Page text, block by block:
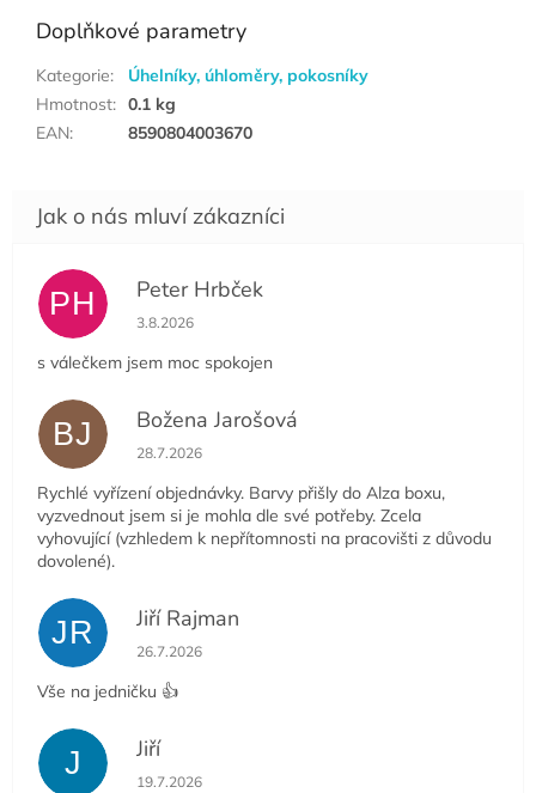
Doplňkové parametry
Kategorie:
Úhelníky, úhloměry, pokosníky
Hmotnost: 0.1 kg
EAN: 8590804003670
PH Peter Hrbček
Hodnocení obchodu je 5 z 5 hvězdiček.
3.8.2026
s válečkem jsem moc spokojen
BJ Božena Jarošová
Hodnocení obchodu je 5 z 5 hvězdiček.
28.7.2026
Rychlé vyřízení objednávky. Barvy přišly do Alza boxu,
vyzvednout jsem si je mohla dle své potřeby. Zcela
vyhovující (vzhledem k nepřítomnosti na pracovišti z důvodu
dovolené).
JR Jiří Rajman
Hodnocení obchodu je 5 z 5 hvězdiček.
26.7.2026
Vše na jedničku 👍
J Jiří
Hodnocení obchodu je 5 z 5 hvězdiček.
19.7.2026